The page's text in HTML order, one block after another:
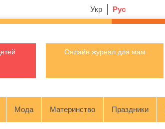
Укр Рус
Онлайн журнал для мам
Мода Материнство Праздники